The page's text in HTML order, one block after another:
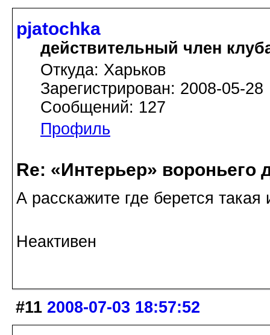
pjatochka
действительный член
Откуда: Харьков
Зарегистрирован: 2008-05-28
Сообщений: 127
Профиль
Re: «Интерьер» вороньего
А расскажите где берется такая
Неактивен
#11 2008-07-03 18:57:52